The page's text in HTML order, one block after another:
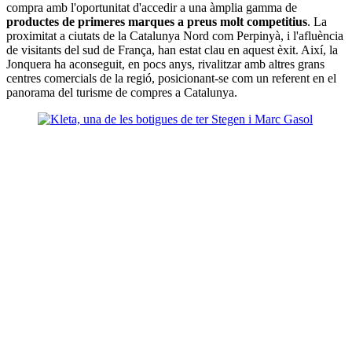
compra amb l'oportunitat d'accedir a una àmplia gamma de
productes de primeres marques a preus molt competitius. La
proximitat a ciutats de la Catalunya Nord com Perpinyà, i l'afluència
de visitants del sud de França, han estat clau en aquest èxit. Així, la
Jonquera ha aconseguit, en pocs anys, rivalitzar amb altres grans
centres comercials de la regió, posicionant-se com un referent en el
panorama del turisme de compres a Catalunya.